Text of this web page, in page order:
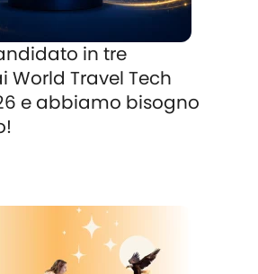
in tre
World Travel Tech
e abbiamo bisogno